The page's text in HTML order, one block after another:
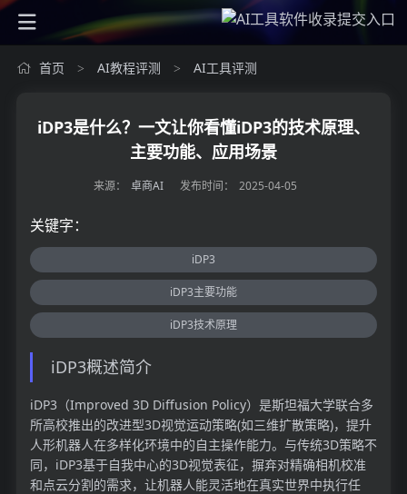
首页 > AI教程评测 > AI工具评测
iDP3是什么？一文让你看懂iDP3的技术原理、
主要功能、应用场景
来源： 卓商AI 发布时间： 2025-04-05
关键字：
iDP3
iDP3主要功能
iDP3技术原理
iDP3概述简介
iDP3（Improved 3D Diffusion Policy）是斯坦福大学联合多
所高校推出的改进型3D视觉运动策略(如三维扩散策略)，提升
人形机器人在多样化环境中的自主操作能力。与传统3D策略不
同，iDP3基于自我中心的3D视觉表征，摒弃对精确相机校准
和点云分割的需求，让机器人能灵活地在真实世界中执行任